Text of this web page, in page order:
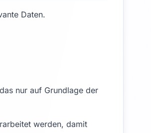
Daten.
nur auf Grundlage der
werden, damit